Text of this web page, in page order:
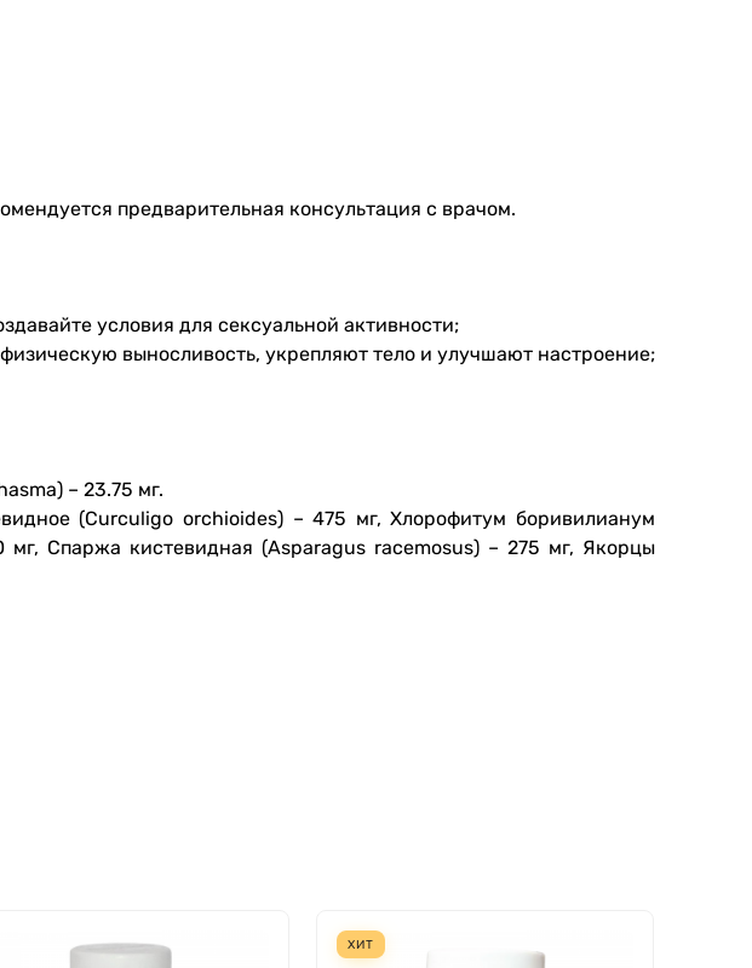
предварительная консультация с врачом.
условия для сексуальной активности;
выносливость, укрепляют тело и улучшают настроение;
– 23.75 мг.
(Curculigo orchioides) – 475 мг, Хлорофитум боривилианум
Спаржа кистевидная (Asparagus racemosus) – 275 мг, Якорцы
ХИТ